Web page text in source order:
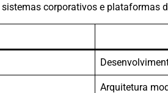
corporativos e plataformas
Arquitetura